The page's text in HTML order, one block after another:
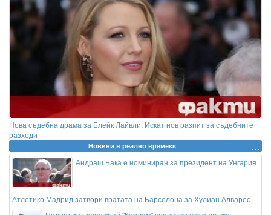
Нова съдебна драма за Блейк Лайвли: Искат нов разпит за съдебните
разходи
Новини в реално времеss
Андраш Бака е номиниран за президент на Унгария
Атлетико Мадрид затвори вратата на Барселона за Хулиан Алварес